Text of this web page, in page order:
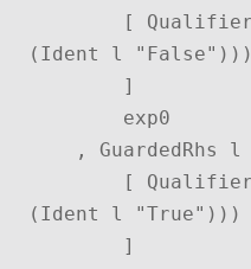
(Ident l "False")))
(Ident l "True")))